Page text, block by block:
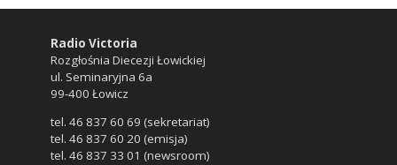
Radio Victoria
Rozgłośnia Diecezji Łowickiej
ul. Seminaryjna 6a
99-400 Łowicz
tel. 46 837 60 69 (sekretariat)
tel. 46 837 60 20 (emisja)
tel. 46 837 33 01 (newsroom)